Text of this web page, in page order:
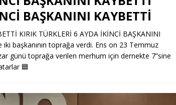
BAŞKANINI KAYBETTİ
KIRIK TÜRKLERİ 6 AYDA İKİNCİ BAŞKANINI
başkanının toprağa verdi. Ens on 23 Temmuz
günü toprağa verilen merhum için dernekte 7”sine
🟦